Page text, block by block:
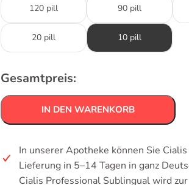
120 pill 90 pill
20 pill 10 pill
Gesamtpreis:
IN DEN WARENKORB
In unserer Apotheke können Sie
Lieferung in 5–14 Tagen in ganz
Cialis Professional Sublingual wird